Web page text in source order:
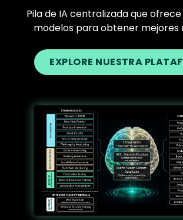
Pila de IA centralizada que
modelos para obtener mejores
EXPLORE NUESTRA